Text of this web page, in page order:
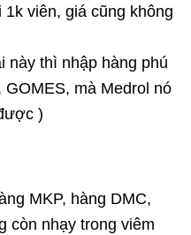
viên, giá cũng không
này thì nhập hàng phú
mà Medrol nó
)
MKP, hàng DMC,
còn nhạy trong viêm